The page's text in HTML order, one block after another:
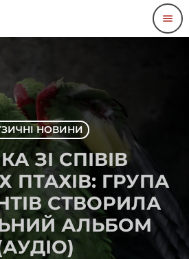
menu
НОВИНИ
ЗІ СПІВІВ
ПТАХІВ: ГРУПА
СТВОРИЛА
АЛЬБОМ